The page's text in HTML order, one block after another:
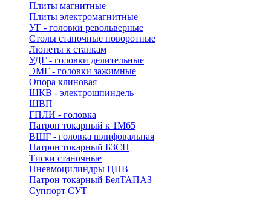
Плиты магнитные
Плиты электромагнитные
УГ - головки револьверные
Столы станочные поворотные
Люнеты к станкам
УДГ - головки делительные
ЭМГ - головки зажимные
Опора клиновая
ШКВ - электрошпиндель
ШВП
ГПЛИ - головка
Патрон токарный к 1М65
ВШГ - головка шлифовальная
Патрон токарный БЗСП
Тиски станочные
Пневмоцилиндры ЦПВ
Патрон токарный БелТАПАЗ
Суппорт СУТ